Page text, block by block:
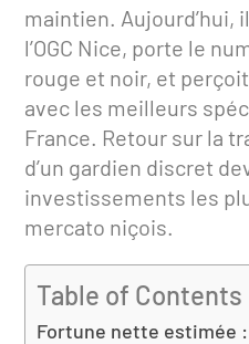
maintien. Aujourd’hui,
l’OGC Nice, porte le
rouge et noir, et
avec les meilleurs
France. Retour sur la
d’un gardien discret
investissements les
mercato niçois.
Table of Contents
Fortune nette estimée